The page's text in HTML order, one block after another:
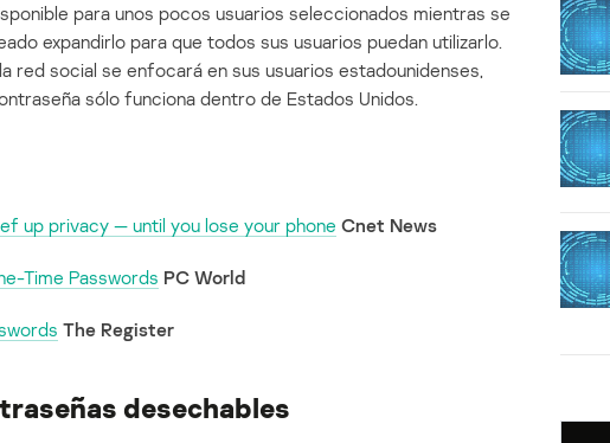
para unos pocos usuarios seleccionados mientras se
expandirlo para que todos sus usuarios puedan utilizarlo.
red social se enfocará en sus usuarios estadounidenses,
sólo funciona dentro de Estados Unidos.
up privacy — until you lose your phone Cnet News
Time Passwords PC World
The Register
desechables